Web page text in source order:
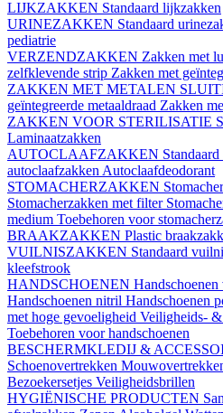
LIJKZAKKEN Standaard lijkzakken
URINEZAKKEN Standaard
pediatrie
VERZENDZAKKEN Zakken met
zelfklevende strip Zakken met
ZAKKEN MET METALEN
geïntegreerde metaaldraad Zakken
ZAKKEN VOOR STERILISATIE
Laminaatzakken
AUTOCLAAFZAKKEN
autoclaafzakken Autoclaafdeodorant
STOMACHERZAKKEN
Stomacherzakken met filter
medium Toebehoren voor
BRAAKZAKKEN Plastic
VUILNISZAKKEN Standaard
kleefstrook
HANDSCHOENEN
Handschoenen nitril Handschoenen
met hoge gevoeligheid Veiligheids- &
Toebehoren voor handschoenen
BESCHERMKLEDIJ &
Schoenovertrekken
Bezoekersetjes Veiligheidsbrillen
HYGIËNISCHE PRODUCTEN